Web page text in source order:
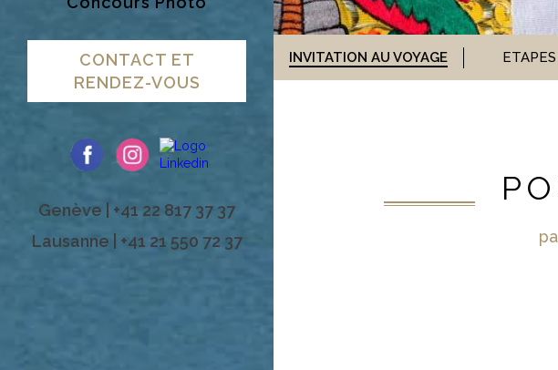
CONTACT ET
RENDEZ-VOUS
Genève | +41 22 817 37 37
Lausanne | +41 21 550 72 37
INVITATION AU VOYAGE